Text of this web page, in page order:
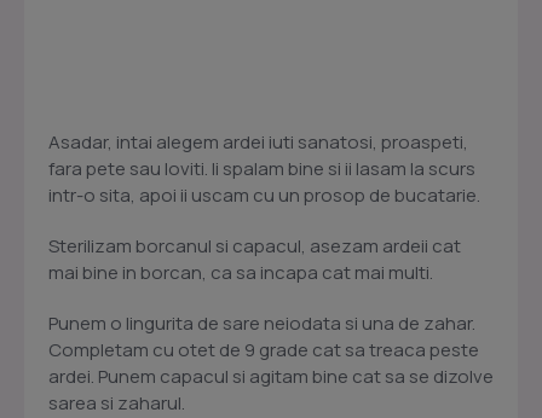
Asadar, intai alegem ardei iuti sanatosi, proaspeti,
fara pete sau loviti. Ii spalam bine si ii lasam la scurs
intr-o sita, apoi ii uscam cu un prosop de bucatarie.
Sterilizam borcanul si capacul, asezam ardeii cat
mai bine in borcan, ca sa incapa cat mai multi.
Punem o lingurita de sare neiodata si una de zahar.
Completam cu otet de 9 grade cat sa treaca peste
ardei. Punem capacul si agitam bine cat sa se dizolve
sarea si zaharul.